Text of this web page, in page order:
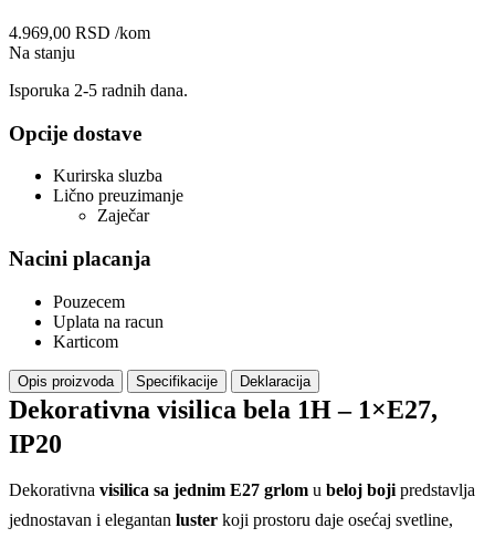
4.969,00 RSD /kom
Na stanju
Isporuka 2-5 radnih dana.
Opcije dostave
Kurirska sluzba
Lično preuzimanje
Zaječar
Nacini placanja
Pouzecem
Uplata na racun
Karticom
Opis proizvoda Specifikacije Deklaracija
Dekorativna visilica bela 1H – 1×E27,
IP20
Dekorativna visilica sa jednim E27 grlom u beloj boji predstavlja
jednostavan i elegantan luster koji prostoru daje osećaj svetline,